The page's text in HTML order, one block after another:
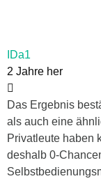
IDa1
2 Jahre her
Das Ergebnis
als auch eine
Privatleute haben
deshalb 0-